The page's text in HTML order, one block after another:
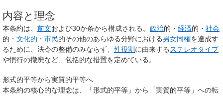
内容と理念
本条約は、 前文および30か条から構成される。 政治的・ 経済的・ 社会
的・ 文化的 ・ 市民的その他のあらゆる分野における男女同権を達成す
るために、法令の整備のみならず、性役割 に由来するステレオタイプ
や慣行の撤廃など、包括的な措置を定めている。
形式的平等から実質的平等へ
本条約の核心的な理念は、「形式的平等」から「実質的平等」への転